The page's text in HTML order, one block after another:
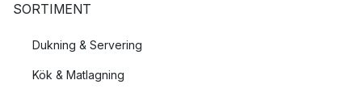
SORTIMENT
Dukning & Servering
Kök & Matlagning